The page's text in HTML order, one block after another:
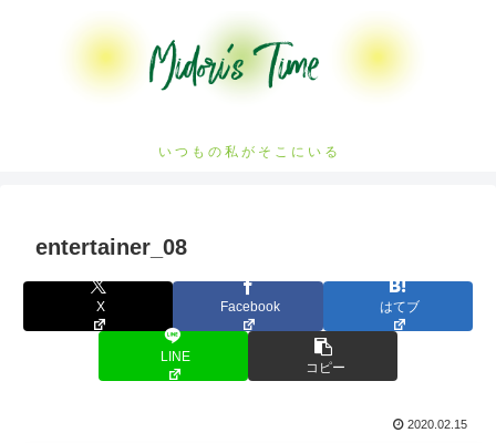
い つ も の 私 が そ こ に い る
entertainer_08
X Facebook はてブ
LINE
コピー
2020.02.15